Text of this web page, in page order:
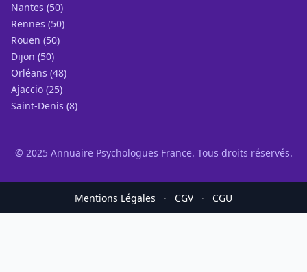
Nantes (50)
Rennes (50)
Rouen (50)
Dijon (50)
Orléans (48)
Ajaccio (25)
Saint-Denis (8)
© 2025 Annuaire Psychologues France. Tous droits réservés.
Mentions Légales · CGV · CGU